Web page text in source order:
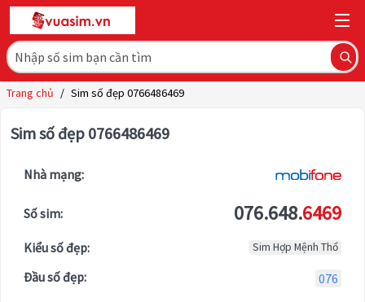
Trang chủ / Sim số đẹp 0766486469
Sim số đẹp 0766486469
Nhà mạng:
Số sim: 076.648.6469
Kiểu số đẹp: Sim Hợp Mệnh Thổ
Đầu số đẹp:
076